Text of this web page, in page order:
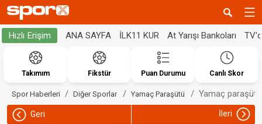
Hızlı Erişim ANA SAYFA İLK11 KUR At Yarışı Bankoları
Takımım Fikstür Puan Durumu Canlı Skor
Spor Haberleri Diğer Sporlar Yamaç Paraşütü Yamaç
Geri İleri